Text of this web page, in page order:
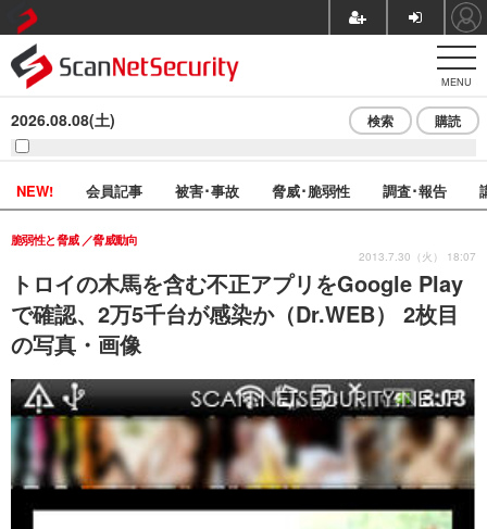
MENU
2026.08.08(土) 検索 購読
NEW! 会員記事 被害･事故 脅威･脆弱性 調査･報告
トロイの木馬を含む不正アプリをGoogle Play
で確認、2万5千台が感染か（Dr.WEB） 2枚目
の写真・画像
脆弱性と脅威 脅威動向
2013.7.30（火） 18:07